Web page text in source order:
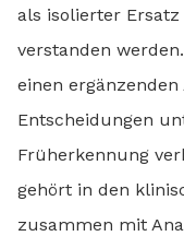
als isolierter
verstanden
einen
Entscheidungen
Früherkennung
gehört in den
zusammen mit